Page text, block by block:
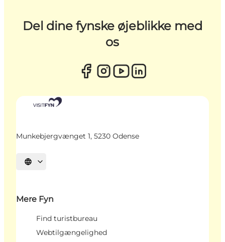
Del dine fynske øjeblikke med
os
Munkebjergvænget 1, 5230 Odense
Vælg sprog
Mere Fyn
Find turistbureau
Webtilgængelighed